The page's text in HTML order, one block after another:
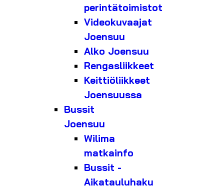
perintätoimistot
Videokuvaajat
Joensuu
Alko Joensuu
Rengasliikkeet
Keittiöliikkeet
Joensuussa
Bussit
Joensuu
Wilima
matkainfo
Bussit -
Aikatauluhaku